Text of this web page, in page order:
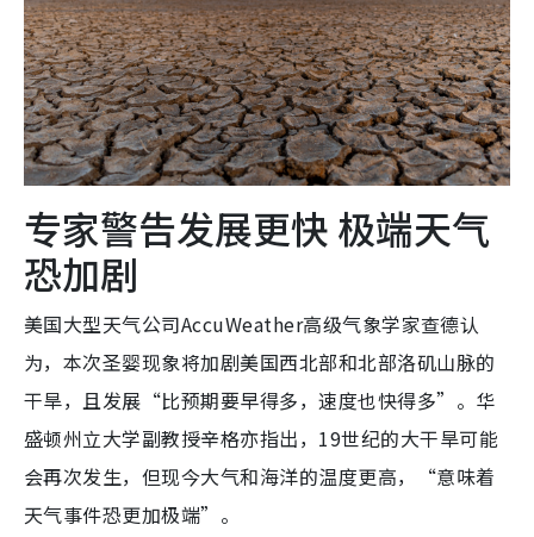
专家警告发展更快 极端天气
恐加剧
美国大型天气公司AccuWeather高级气象学家查德认
为，本次圣婴现象将加剧美国西北部和北部洛矶山脉的
干旱，且发展“比预期要早得多，速度也快得多”。华
盛顿州立大学副教授辛格亦指出，19世纪的大干旱可能
会再次发生，但现今大气和海洋的温度更高，“意味着
天气事件恐更加极端”。